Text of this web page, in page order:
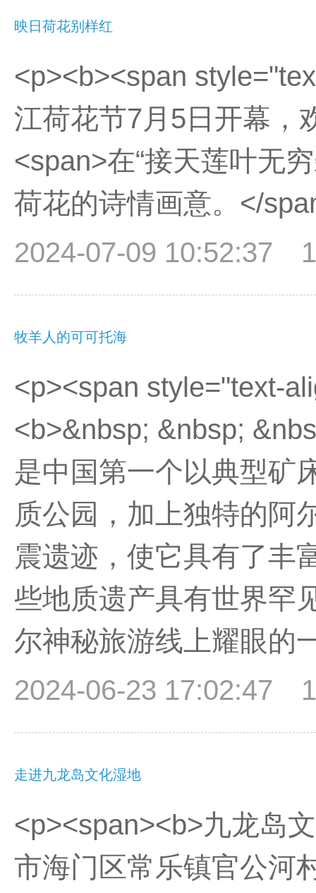
映日荷花别样红
<p><b><span
江荷花节7月5日开幕，
<span>在“接天莲叶无
荷花的诗情画意。</
2024-07-09 10:52:37
牧羊人的可可托海
<p><span style="text-
<b>&nbsp; &nbsp;
是中国第一个以典型矿
质公园，加上独特的阿
震遗迹，使它具有了丰
些地质遗产具有世界罕
尔神秘旅游线上耀眼的
2024-06-23 17:02:47
走进九龙岛文化湿地
<p><span><b>九龙岛
市海门区常乐镇官公河